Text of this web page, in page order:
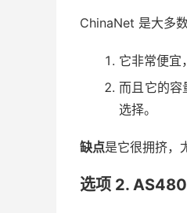
ChinaNet 是大多
它非常便宜，
而且它的容
选择。
缺点是它很拥挤，
选项 2.